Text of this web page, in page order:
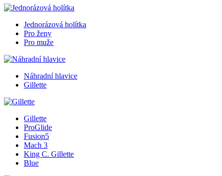
Jednorázová holítka
Pro ženy
Pro muže
Náhradní hlavice
Gillette
Gillette
ProGlide
Fusion5
Mach 3
King C. Gillette
Blue